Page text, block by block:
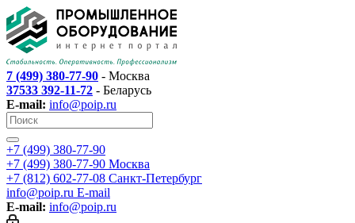
7 (499) 380-77-90 - Москва
37533 392-11-72 - Беларусь
E-mail: info@poip.ru
+7 (499) 380-77-90
+7 (499) 380-77-90 Москва
+7 (812) 602-77-08 Санкт-Петербург
info@poip.ru E-mail
E-mail: info@poip.ru